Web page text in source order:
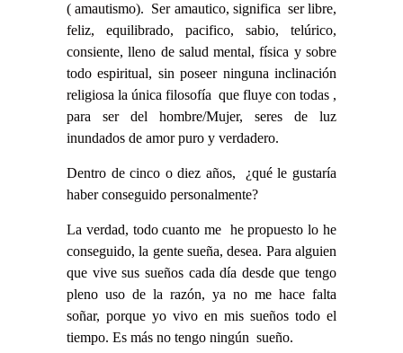
( amautismo). Ser amautico, significa ser libre,
feliz, equilibrado, pacifico, sabio, telúrico,
consiente, lleno de salud mental, física y sobre
todo espiritual, sin poseer ninguna inclinación
religiosa la única filosofía que fluye con todas ,
para ser del hombre/Mujer, seres de luz
inundados de amor puro y verdadero.
Dentro de cinco o diez años, ¿qué le gustaría
haber conseguido personalmente?
La verdad, todo cuanto me he propuesto lo he
conseguido, la gente sueña, desea. Para alguien
que vive sus sueños cada día desde que tengo
pleno uso de la razón, ya no me hace falta
soñar, porque yo vivo en mis sueños todo el
tiempo. Es más no tengo ningún sueño.